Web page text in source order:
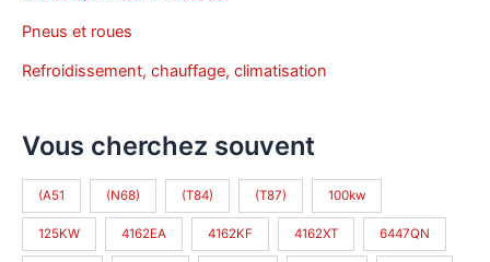
Pneus et roues
Refroidissement, chauffage, climatisation
Vous cherchez souvent
(A51 (N68) (T84) (T87) 100kw
125KW 4162EA 4162KF 4162XT 6447QN